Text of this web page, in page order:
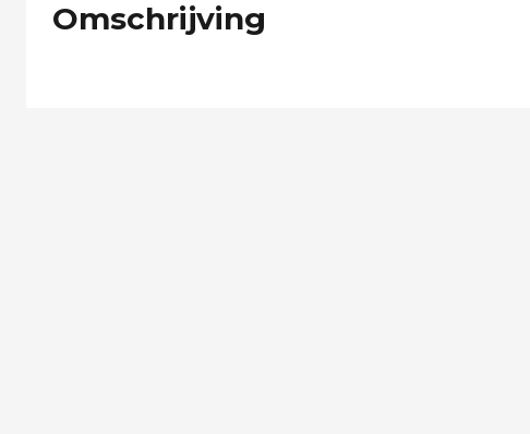
Omschrijving